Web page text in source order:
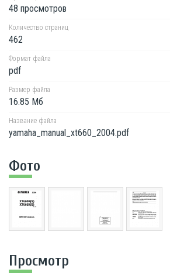
48 просмотров
Количество страниц
462
Формат файла
pdf
Размер файла
16.85 Мб
Название файла
yamaha_manual_xt660_2004.pdf
Фото
Просмотр